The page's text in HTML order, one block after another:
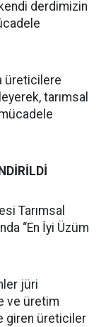
derdimizin
üreticilere
tarımsal
Tarımsal
“En İyi Üzüm
jüri
ve üretim
giren üreticiler